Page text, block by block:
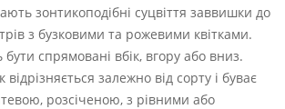
зонтикоподібні суцвіття заввишки до
з бузковими та рожевими квітками.
бути спрямовані вбік, вгору або вниз.
залежно від сорту і буває
розсіченою, з рівними або